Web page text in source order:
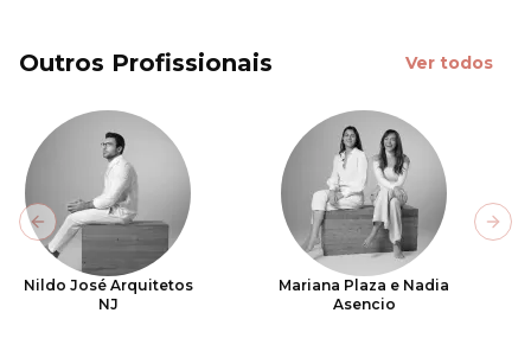
Outros Profissionais Ver todos
Nildo José Arquitetos
NJ
Mariana Plaza e Nadia
Asencio
Previous slide